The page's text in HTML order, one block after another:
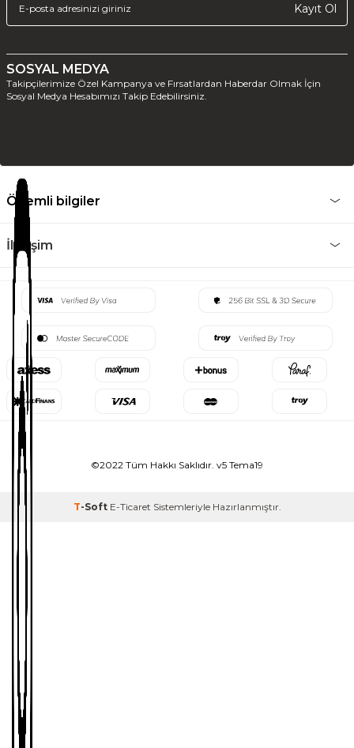
Kayıt Ol
SOSYAL MEDYA
Takipçilerimize Özel Kampanya ve Fırsatlardan Haberdar Olmak İçin
Sosyal Medya Hesabımızı Takip Edebilirsiniz.
Önemli bilgiler
İletişim
©2022 Tüm Hakkı Saklıdır. v5 Tema19
T-Soft E-Ticaret Sistemleriyle Hazırlanmıştır.